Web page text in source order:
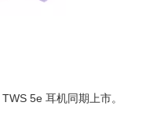
5e 耳机同期上市。